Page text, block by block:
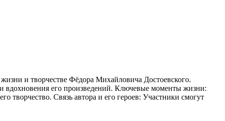
и творчестве Фёдора Михайловича Достоевского.
вдохновения его произведений. Ключевые моменты жизни:
творчество. Связь автора и его героев: Участники смогут